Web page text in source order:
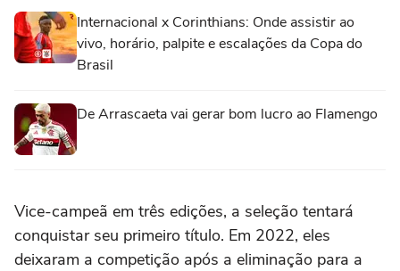
Internacional x Corinthians: Onde assistir ao
vivo, horário, palpite e escalações da Copa do
Brasil
De Arrascaeta vai gerar bom lucro ao Flamengo
Vice-campeã em três edições, a seleção tentará
conquistar seu primeiro título. Em 2022, eles
deixaram a competição após a eliminação para a